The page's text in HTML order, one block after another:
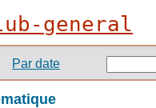
general
Par date